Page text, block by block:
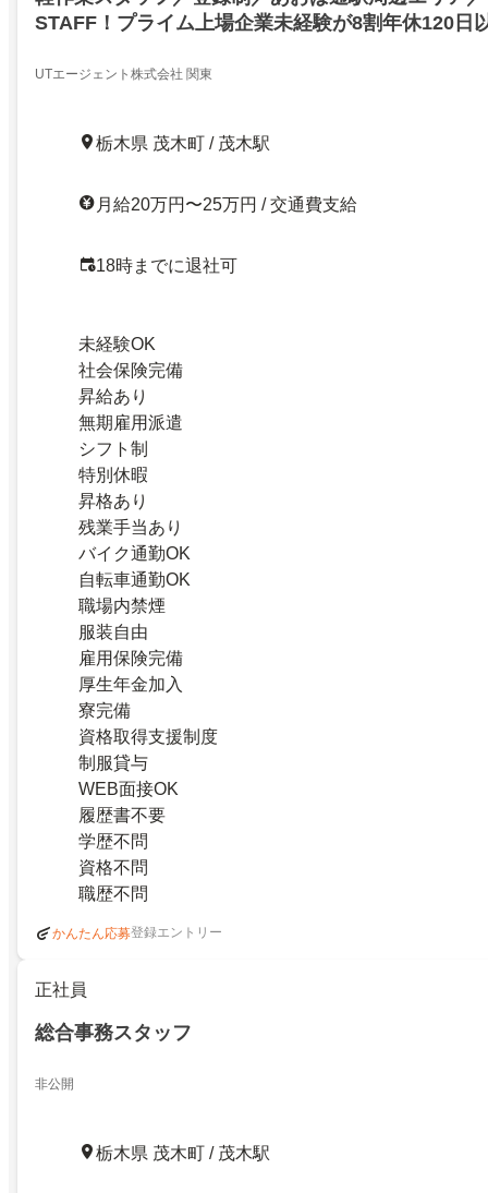
STAFF！プライム上場企業未経験が8割年休120日
UTエージェント株式会社 関東
栃木県 茂木町 / 茂木駅
月給20万円〜25万円 / 交通費支給
18時までに退社可
未経験OK
社会保険完備
昇給あり
無期雇用派遣
シフト制
特別休暇
昇格あり
残業手当あり
バイク通勤OK
自転車通勤OK
職場内禁煙
服装自由
雇用保険完備
厚生年金加入
寮完備
資格取得支援制度
制服貸与
WEB面接OK
履歴書不要
学歴不問
資格不問
職歴不問
かんたん応募登録エントリー
正社員
総合事務スタッフ
非公開
栃木県 茂木町 / 茂木駅